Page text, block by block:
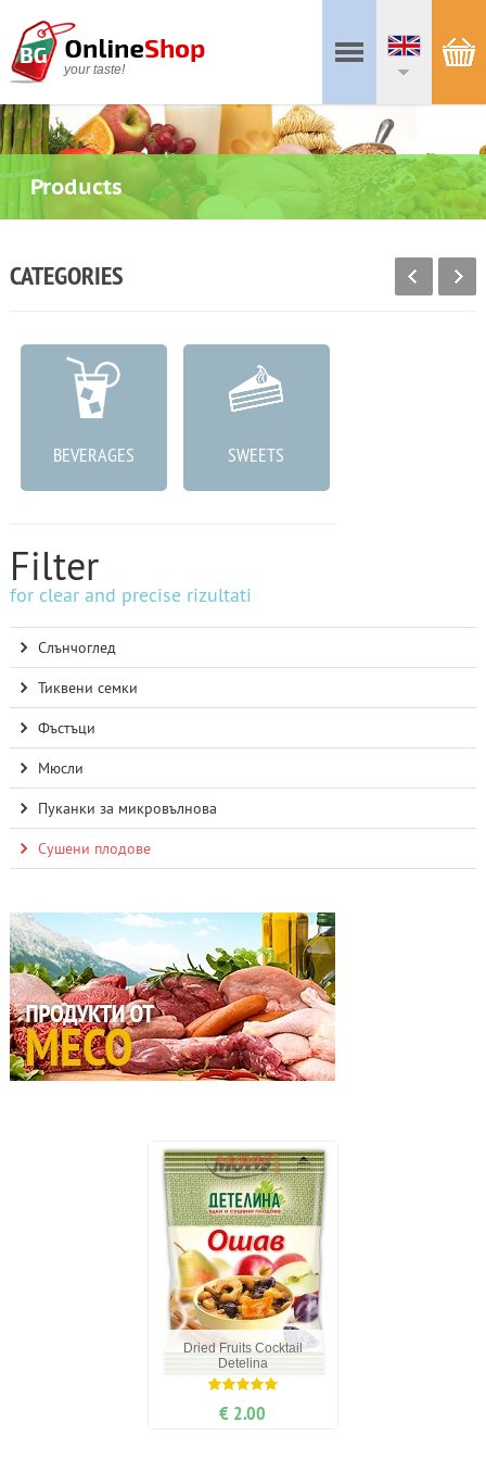
your taste!
Products
CATEGORIES
BEVERAGES SWEETS
Filter
for clear and precise rizultati
Слънчоглед
Тиквени семки
Фъстъци
Мюсли
Пуканки за микровълнова
Сушени плодове
Dried Fruits Cocktail
Detelina
€ 2.00